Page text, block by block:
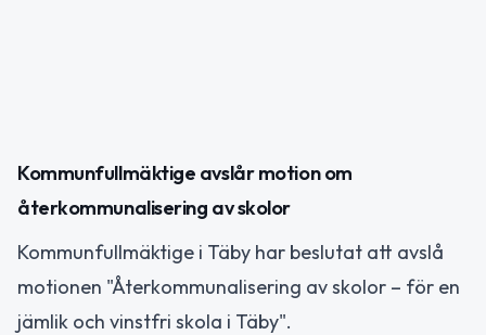
Kommunfullmäktige avslår motion om
återkommunalisering av skolor
Kommunfullmäktige i Täby har beslutat att avslå
motionen "Återkommunalisering av skolor – för en
jämlik och vinstfri skola i Täby".